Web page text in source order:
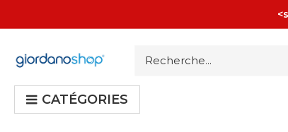
au
Giordano
CATÉGORIES